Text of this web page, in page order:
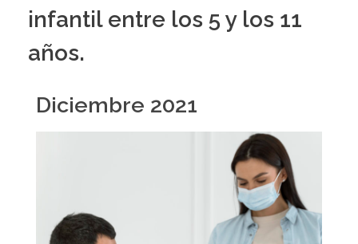
infantil entre los 5 y los 11
años.
Diciembre 2021